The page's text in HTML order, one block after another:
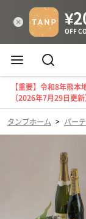
【重要】令和8年熊
（2026年7月29日更新
タンプホーム > パー